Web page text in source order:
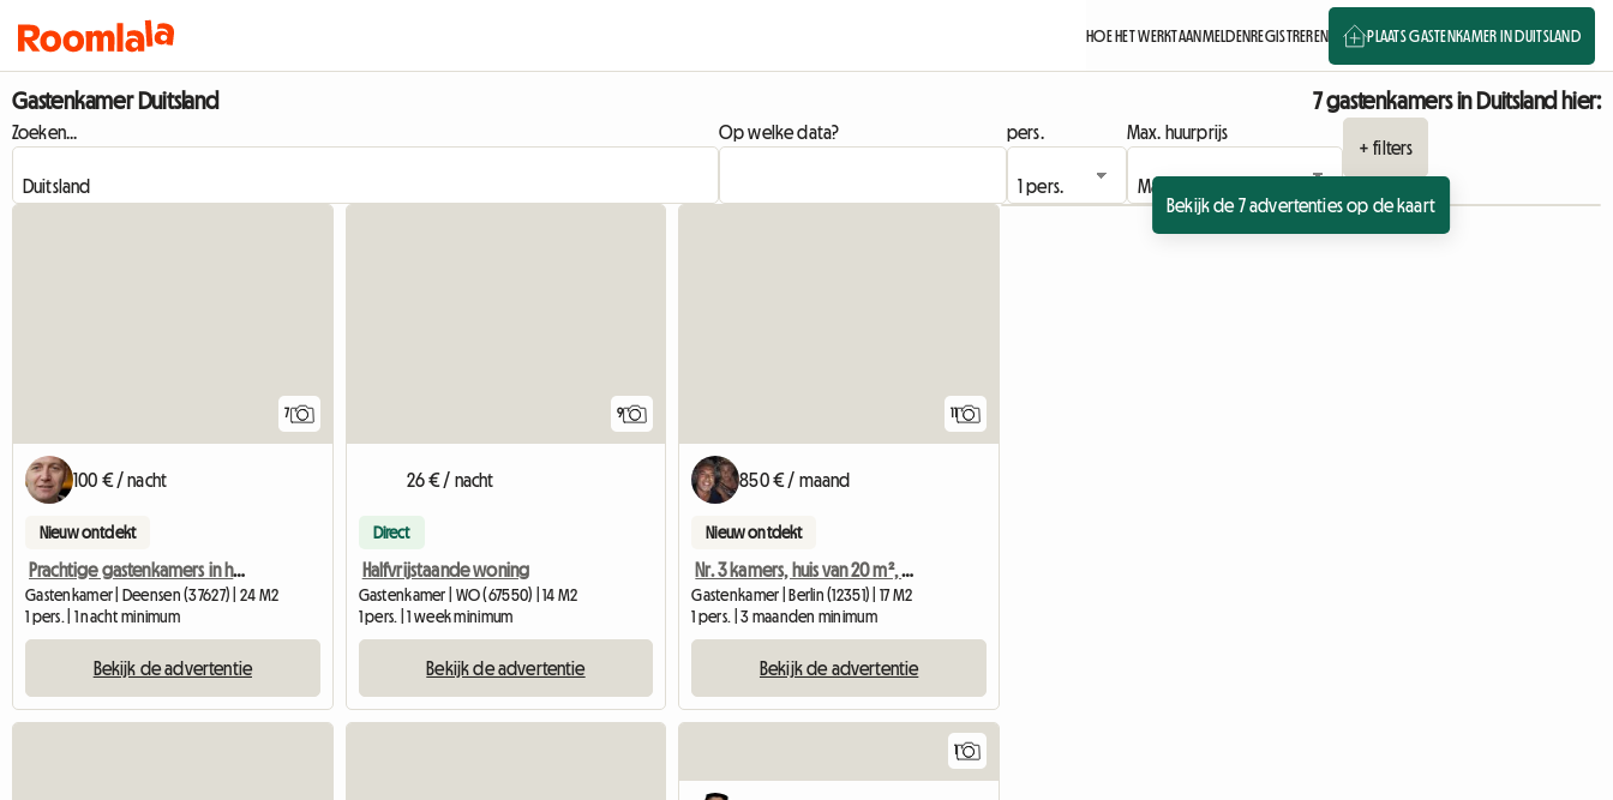
HOE HET WERKTAANMELDENREGISTREREN PLAATS GASTENKAMER IN DUITSLAND
Gastenkamer Duitsland 7 gastenkamers in Duitsland hier:
Zoeken... Op welke data? pers.
Max. huurprijs
+ filters
Bekijk de 7 advertenties op de kaart
7
100 € / nacht
Nieuw ontdekt
Prachtige gastenkamers in het natuurreservaat Solling-Vogler
Gastenkamer | Deensen (37627) | 24 M2
1 pers. | 1 nacht minimum
Bekijk de advertentie
9
26 € / nacht
Direct
Halfvrijstaande woning
Gastenkamer | WO (67550) | 14 M2
1 pers. | 1 week minimum
Bekijk de advertentie
11
850 € / maand
Nieuw ontdekt
Nr. 3 kamers, huis van 20 m², tuin en terras
Gastenkamer | Berlin (12351) | 17 M2
1 pers. | 3 maanden minimum
Bekijk de advertentie
1